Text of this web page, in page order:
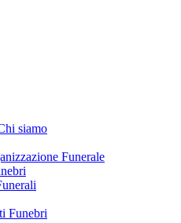
siamo
Funerale
Funebri